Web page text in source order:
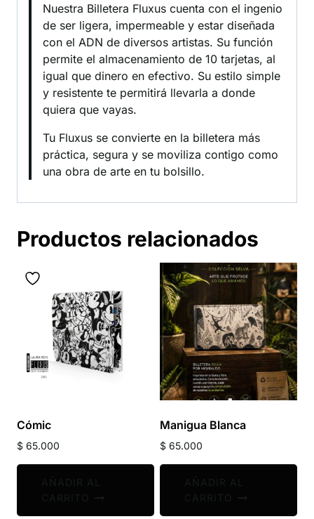
Nuestra Billetera Fluxus cuenta con el ingenio
de ser ligera, impermeable y estar diseñada
con el ADN de diversos artistas. Su función
permite el almacenamiento de 10 tarjetas, al
igual que dinero en efectivo. Su estilo simple
y resistente te permitirá llevarla a donde
quiera que vayas.
Tu Fluxus se convierte en la billetera más
práctica, segura y se moviliza contigo como
una obra de arte en tu bolsillo.
Productos relacionados
Cómic
$ 65.000
AÑADIR AL
CARRITO
Manigua Blanca
$ 65.000
AÑADIR AL
CARRITO